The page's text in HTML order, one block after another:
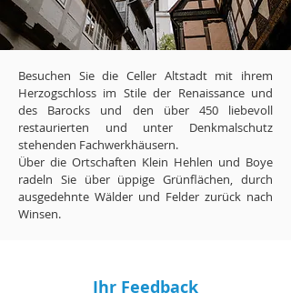
Besuchen Sie die Celler Altstadt mit ihrem
Herzogschloss im Stile der Renaissance und
des Barocks und den über 450 liebevoll
restaurierten und unter Denkmalschutz
stehenden Fachwerkhäusern.
Über die Ortschaften Klein Hehlen und Boye
radeln Sie über üppige Grünflächen, durch
ausgedehnte Wälder und Felder zurück nach
Winsen.
Ihr Feedback